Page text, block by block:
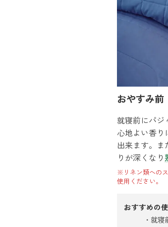
おやすみ前
就寝前にパジ
心地よい香り
出来ます。
りが深くなり
※リネン類への
使用ください。
おすすめの
就寝